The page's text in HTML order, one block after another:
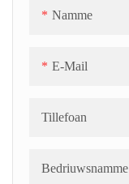
Namme
E-Mail
Tillefoan
Bedriuwsnamme